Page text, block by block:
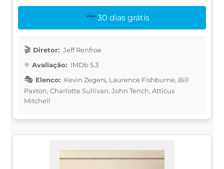
30 dias grátis
Diretor: Jeff Renfroe
Avaliação: IMDb 5.3
Elenco: Kevin Zegers, Laurence Fishburne, Bill
Paxton, Charlotte Sullivan, John Tench, Atticus
Mitchell